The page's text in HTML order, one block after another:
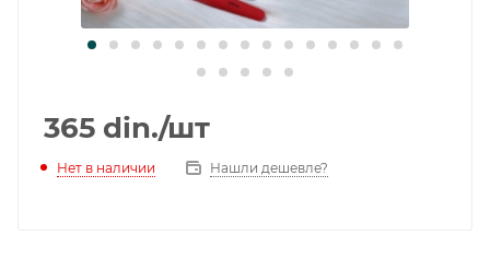
365 din./шт
Нет в наличии Нашли дешевле?